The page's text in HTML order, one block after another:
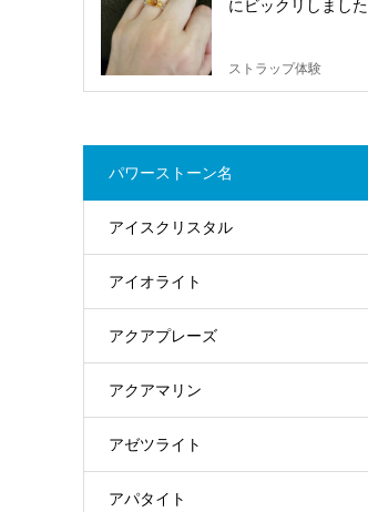
にビックリしました
ストラップ体験
パワーストーン名
アイスクリスタル
アイオライト
アクアプレーズ
アクアマリン
アゼツライト
アパタイト